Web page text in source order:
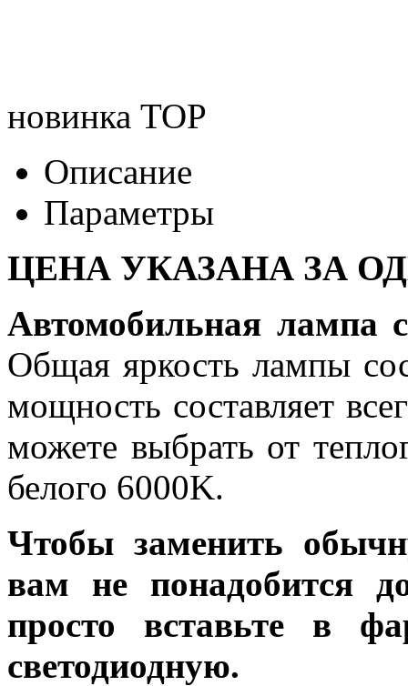
новинка TOP
Описание
Параметры
ЦЕНА УКАЗАНА ЗА
Автомобильная лампа
Общая яркость лампы
мощность составляет
можете выбрать от
белого 6000K.
Чтобы заменить
вам не понадобится
просто вставьте в
светодиодную.